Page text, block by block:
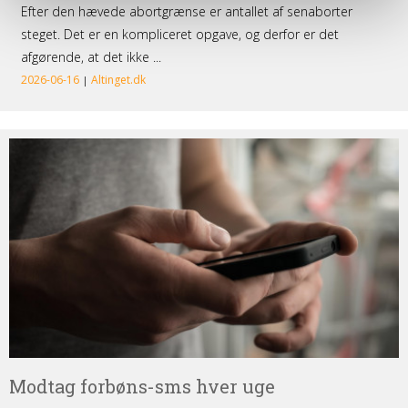
uge
Modtag forbøns-sms hver uge